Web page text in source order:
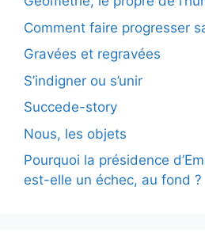
Comment faire progresser
Gravées et regravées
S’indigner ou s’unir
Succede-story
Nous, les objets
Pourquoi la présidence
est-elle un échec, au fond ?